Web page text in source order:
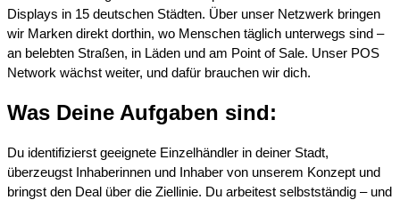
Displays in 15 deutschen Städten. Über unser Netzwerk bringen
wir Marken direkt dorthin, wo Menschen täglich unterwegs sind –
an belebten Straßen, in Läden und am Point of Sale. Unser POS
Network wächst weiter, und dafür brauchen wir dich.
Was Deine Aufgaben sind:
Du identifizierst geeignete Einzelhändler in deiner Stadt,
überzeugst Inhaberinnen und Inhaber von unserem Konzept und
bringst den Deal über die Ziellinie. Du arbeitest selbstständig – und